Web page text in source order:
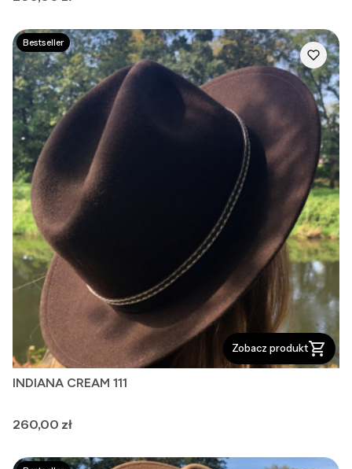
Bestseller
Zobacz produkt
INDIANA CREAM 111
Cena
260,00 zł